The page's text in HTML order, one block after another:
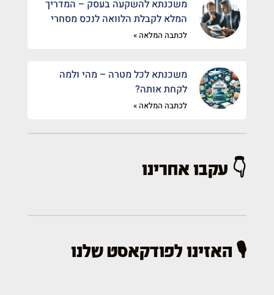
משכנתא להשקעה בעסק – המדריך
המלא לקבלת הלוואה לנכס מסחרי
לכתבה המלאה »
משכנתא לכל מטרה – מהי ולמה
לקחת אותה?
לכתבה המלאה »
👇 עקבו אחרינו
🎙️ האזינו לפודקאסט שלנו